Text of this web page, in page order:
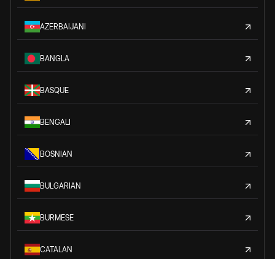
AZERBAIJANI
BANGLA
BASQUE
BENGALI
BOSNIAN
BULGARIAN
BURMESE
CATALAN